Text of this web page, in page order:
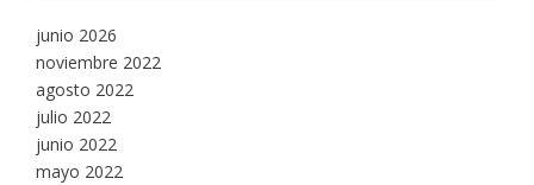
junio 2026
noviembre 2022
agosto 2022
julio 2022
junio 2022
mayo 2022